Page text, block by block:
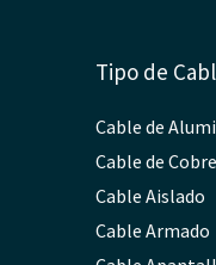
Tipo de
Cable de
Cable de Cobre
Cable Aislado
Cable Armado